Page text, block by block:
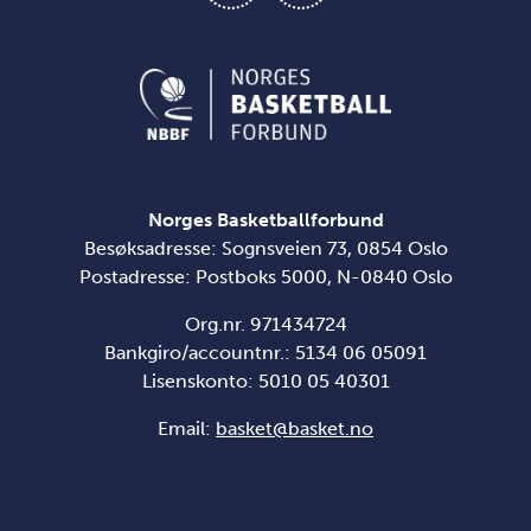
Norges Basketballforbund
Besøksadresse: Sognsveien 73, 0854 Oslo
Postadresse: Postboks 5000, N-0840 Oslo
Org.nr. 971434724
Bankgiro/accountnr.: 5134 06 05091
Lisenskonto: 5010 05 40301
Email: basket@basket.no